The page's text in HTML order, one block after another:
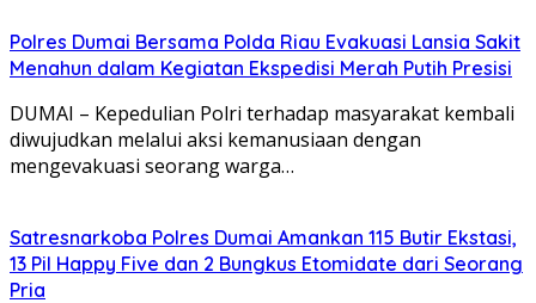
Polres Dumai Bersama Polda Riau Evakuasi Lansia Sakit
Menahun dalam Kegiatan Ekspedisi Merah Putih Presisi
DUMAI – Kepedulian Polri terhadap masyarakat kembali
diwujudkan melalui aksi kemanusiaan dengan
mengevakuasi seorang warga…
Satresnarkoba Polres Dumai Amankan 115 Butir Ekstasi,
13 Pil Happy Five dan 2 Bungkus Etomidate dari Seorang
Pria